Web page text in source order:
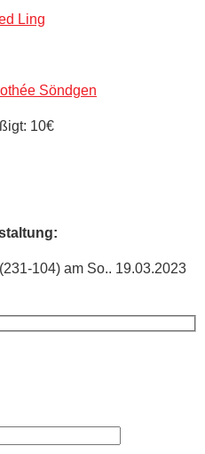
Ling
Söndgen
10€
104) am So.. 19.03.2023